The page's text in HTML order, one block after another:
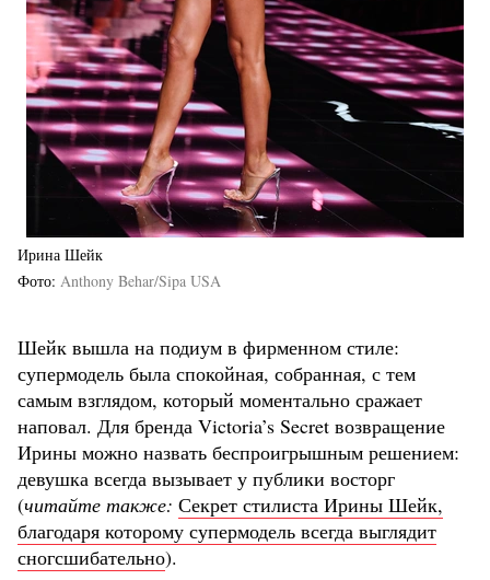
Ирина Шейк
Фото Anthony Behar/Sipa USA
Шейк вышла на подиум в фирменном стиле:
супермодель была спокойная, собранная, с тем
самым взглядом, который моментально сражает
наповал. Для бренда Victoria’s Secret возвращение
Ирины можно назвать беспроигрышным решением:
девушка всегда вызывает у публики восторг
(читайте также: Секрет стилиста Ирины Шейк,
благодаря которому супермодель всегда выглядит
сногсшибательно).